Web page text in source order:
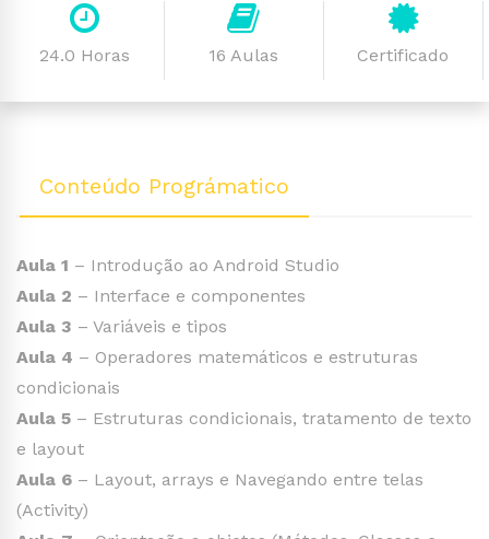
24.0 Horas 16 Aulas Certificado
Conteúdo Prográmatico
Aula 1 – Introdução ao Android Studio
Aula 2 – Interface e componentes
Aula 3 – Variáveis e tipos
Aula 4 – Operadores matemáticos e estruturas
condicionais
Aula 5 – Estruturas condicionais, tratamento de texto
e layout
Aula 6 – Layout, arrays e Navegando entre telas
(Activity)